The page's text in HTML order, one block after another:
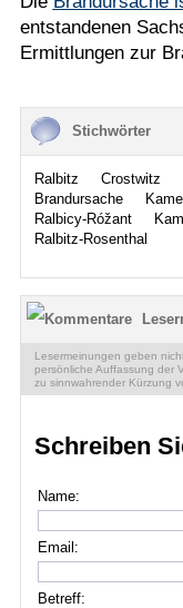
entstandenen
Ermittlungen zur
Stichwörter
Ralbitz Crostwitz
Brandursache
Ralbicy-Róžant
Ralbitz-Rosenthal
Lesermeinungen geben
persönliche Auffassung der
zu sinnwahrender Kürzung
Schreiben
Name:
Email:
Betreff: